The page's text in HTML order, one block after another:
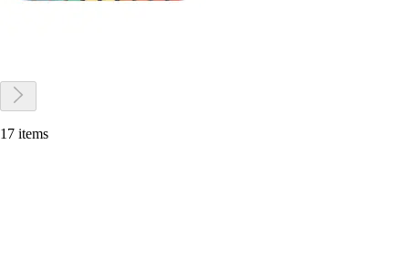
17 items